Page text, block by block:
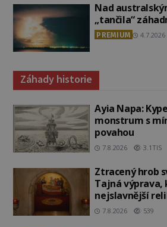
Nad
„tančila“
PREMIUM 4.7.2026
Záhady historie
Ayia Napa:
monstrum s
povahou
7.8.2026 3.1TIS
Ztracený hrob
Tajná výprava,
nejslavnější
7.8.2026 539